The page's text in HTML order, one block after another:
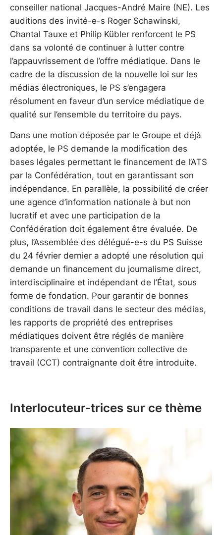
conseiller national Jacques-André Maire (NE). Les
auditions des invité-e-s Roger Schawinski,
Chantal Tauxe et Philip Kübler renforcent le PS
dans sa volonté de continuer à lutter contre
l’appauvrissement de l’offre médiatique. Dans le
cadre de la discussion de la nouvelle loi sur les
médias électroniques, le PS s’engagera
résolument en faveur d’un service médiatique de
qualité sur l’ensemble du territoire du pays.
Dans une motion déposée par le Groupe et déjà
adoptée, le PS demande la modification des
bases légales permettant le financement de l’ATS
par la Confédération, tout en garantissant son
indépendance. En parallèle, la possibilité de créer
une agence d’information nationale à but non
lucratif et avec une participation de la
Confédération doit également être évaluée. De
plus, l’Assemblée des délégué-e-s du PS Suisse
du 24 février dernier a adopté une résolution qui
demande un financement du journalisme direct,
interdisciplinaire et indépendant de l’État, sous
forme de fondation. Pour garantir de bonnes
conditions de travail dans le secteur des médias,
les rapports de propriété des entreprises
médiatiques doivent être réglés de manière
transparente et une convention collective de
travail (CCT) contraignante doit être introduite.
Interlocuteur-trices sur ce thème